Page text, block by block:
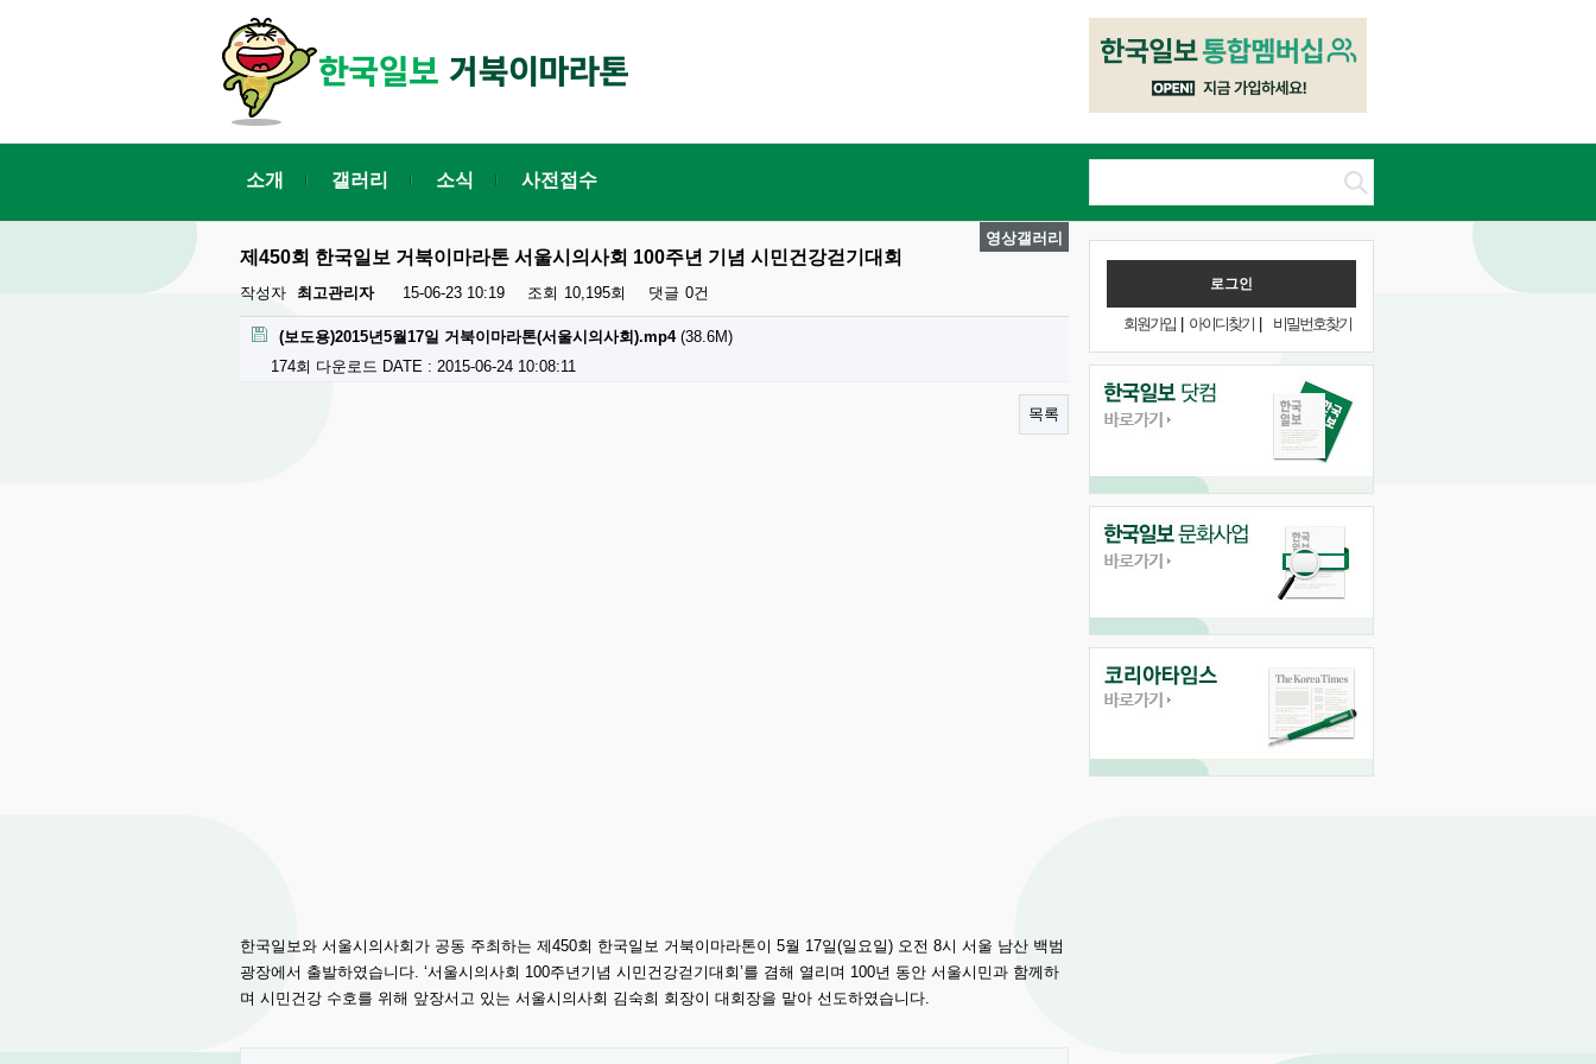
소개 갤러리 소식 사전접수
회원가입| 아이디찾기 비밀번호찾기
영상갤러리
제450회 한국일보 거북이마라톤 서울시의사회 100주년 기념 시민건강걷기대회
작성자 최고관리자 15-06-23 10:19 조회 10,195회 댓글 0건
(보도용)2015년5월17일 거북이마라톤(서울시의사회).mp4(38.6M)
174회 다운로드 DATE : 2015-06-24 10:08:11
목록
한국일보와 서울시의사회가 공동 주최하는 제450회 한국일보 거북이마라톤이 5월 17일(일요일) 오전 8시 서울 남산 백범
광장에서 출발하였습니다. ‘서울시의사회 100주년기념 시민건강걷기대회’를 겸해 열리며 100년 동안 서울시민과 함께하
며 시민건강 수호를 위해 앞장서고 있는 서울시의사회 김숙희 회장이 대회장을 맡아 선도하였습니다.